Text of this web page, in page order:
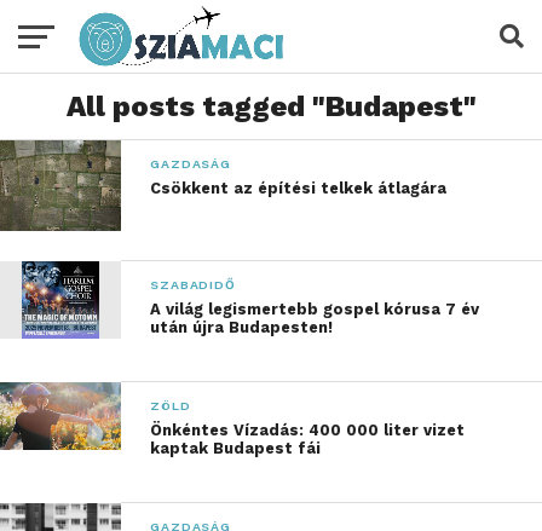
All posts tagged "Budapest"
GAZDASÁG
Csökkent az építési telkek átlagára
SZABADIDŐ
A világ legismertebb gospel kórusa 7 év
után újra Budapesten!
ZÖLD
Önkéntes Vízadás: 400 000 liter vizet
kaptak Budapest fái
GAZDASÁG